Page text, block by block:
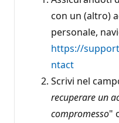
con un (altro)
personale,
https://
ntact
Scrivi nel
recuperare un
compromesso"